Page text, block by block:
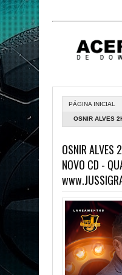
PÁGINA INICIAL
OSNIR ALVES
OSNIR ALVES
NOVO CD -